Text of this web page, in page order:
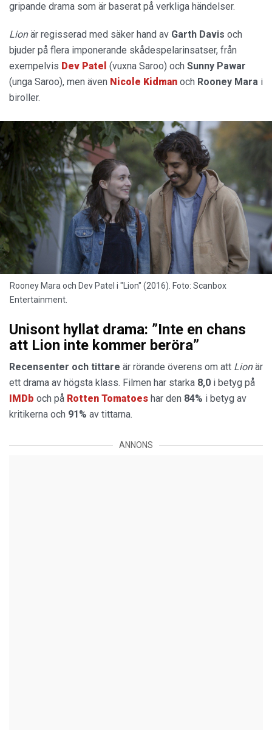
gripande drama som är baserat på verkliga händelser.
Lionär regisserad med säker hand av Garth Davis och
bjuder på flera imponerande skådespelarinsatser, från
exempelvis Dev Patel (vuxna Saroo) och Sunny Pawar
(unga Saroo), men även Nicole Kidman och Rooney Mara i
biroller.
Rooney Mara och Dev Patel i "Lion" (2016). Foto: Scanbox
Entertainment.
Unisont hyllat drama: ”Inte en chans
att Lion inte kommer beröra”
Recensenter och tittare är rörande överens om att Lionär
ett drama av högsta klass. Filmen har starka 8,0 i betyg på
IMDb och på Rotten Tomatoes har den 84% i betyg av
kritikerna och 91% av tittarna.
ANNONS